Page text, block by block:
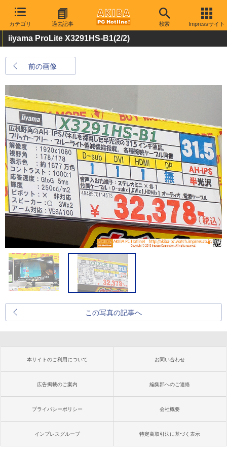
カテゴリ 過去記事 検索 Impressサイト
iiyama ProLite X3291HS-B1(2/2)
前の画像
この写真の記事へ
本サイトのご利用について お問い合わせ
広告掲載のご案内 編集部へのご連絡
プライバシーポリシー 会社概要
インプレスグループ 特定商取引法に基づく表示